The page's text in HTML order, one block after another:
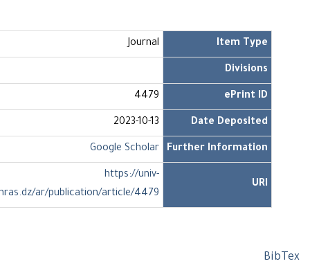
Item Type
Divisions
ePrint ID
Date Deposited
2023-10-13
Further Information
Google Scholar
https://univ-
soukahras.dz/ar/publication/article/4479